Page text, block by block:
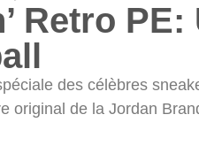
Retro
des célèbres
original de la Jordan